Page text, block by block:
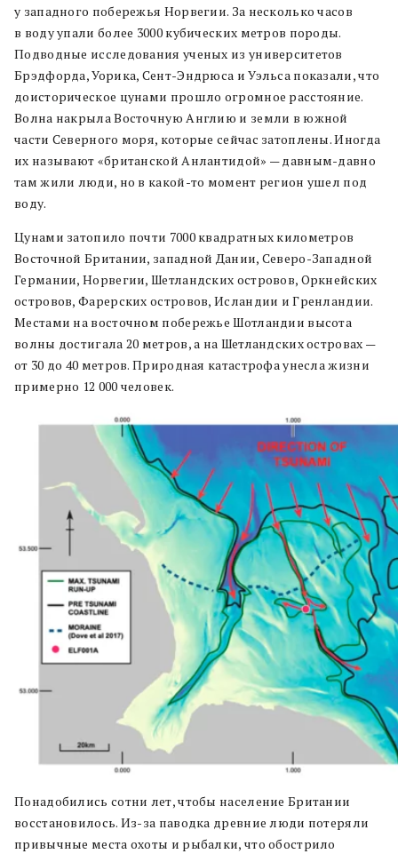
у западного побережья Норвегии. За несколько часов
в воду упали более 3000 кубических метров породы.
Подводные исследования ученых из университетов
Брэдфорда, Уорика, Сент-Эндрюса и Уэльса показали, что
доисторическое цунами прошло огромное расстояние.
Волна накрыла Восточную Англию и земли в южной
части Северного моря, которые сейчас затоплены. Иногда
их называют «британской Анлантидой» — давным-давно
там жили люди, но в какой-то момент регион ушел под
воду.
Цунами затопило почти 7000 квадратных километров
Восточной Британии, западной Дании, Северо-Западной
Германии, Норвегии, Шетландских островов, Оркнейских
островов, Фарерских островов, Исландии и Гренландии.
Местами на восточном побережье Шотландии высота
волны достигала 20 метров, а на Шетландских островах —
от 30 до 40 метров. Природная катастрофа унесла жизни
примерно 12 000 человек.
Понадобились сотни лет, чтобы население Британии
восстановилось. Из-за паводка древние люди потеряли
привычные места охоты и рыбалки, что обострило